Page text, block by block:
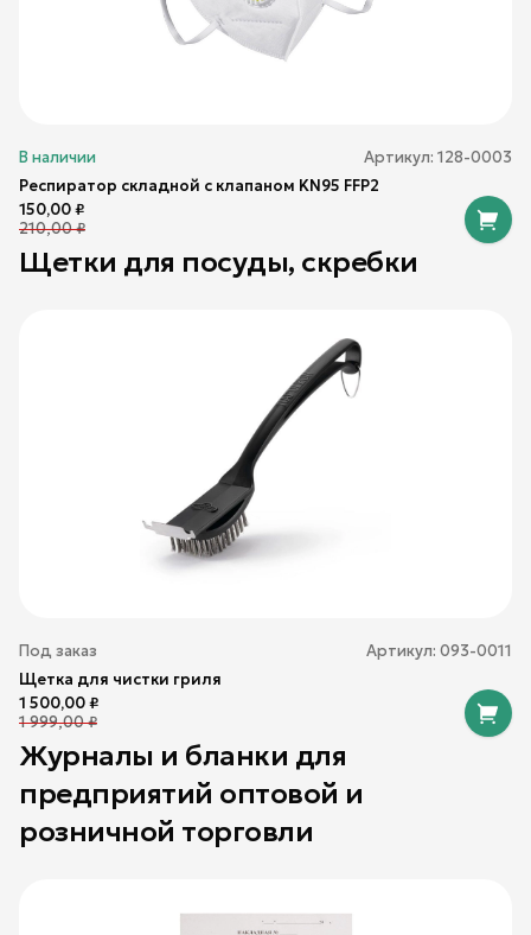
В наличии Артикул: 128-0003
Респиратор складной с клапаном KN95 FFP2
150,00₽
210,00₽
Щетки для посуды, скребки
Под заказ Артикул: 093-0011
Щетка для чистки гриля
1 500,00₽
1 999,00₽
Журналы и бланки для
предприятий оптовой и
розничной торговли